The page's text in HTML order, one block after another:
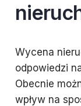
Wycena
odpowiedzi
Obecnie
wpływ na